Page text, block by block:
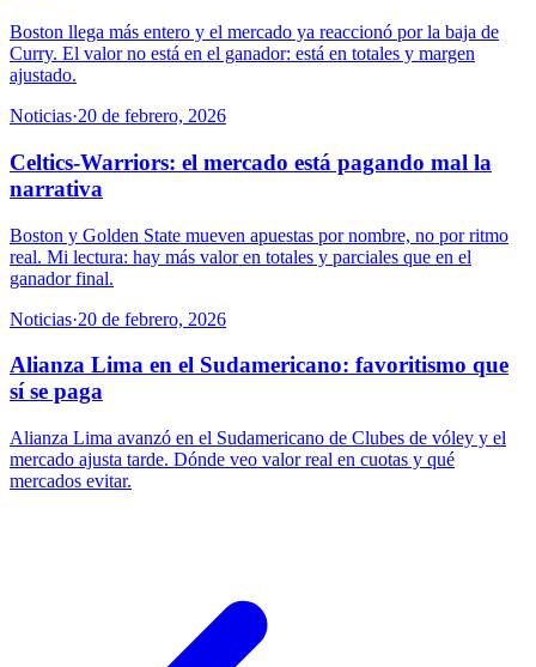
Boston llega más entero y el mercado ya reaccionó por la baja de
Curry. El valor no está en el ganador: está en totales y margen
ajustado.
Noticias·20 de febrero, 2026
Celtics-Warriors: el mercado está pagando mal la
narrativa
Boston y Golden State mueven apuestas por nombre, no por ritmo
real. Mi lectura: hay más valor en totales y parciales que en el
ganador final.
Noticias·20 de febrero, 2026
Alianza Lima en el Sudamericano: favoritismo que
sí se paga
Alianza Lima avanzó en el Sudamericano de Clubes de vóley y el
mercado ajusta tarde. Dónde veo valor real en cuotas y qué
mercados evitar.